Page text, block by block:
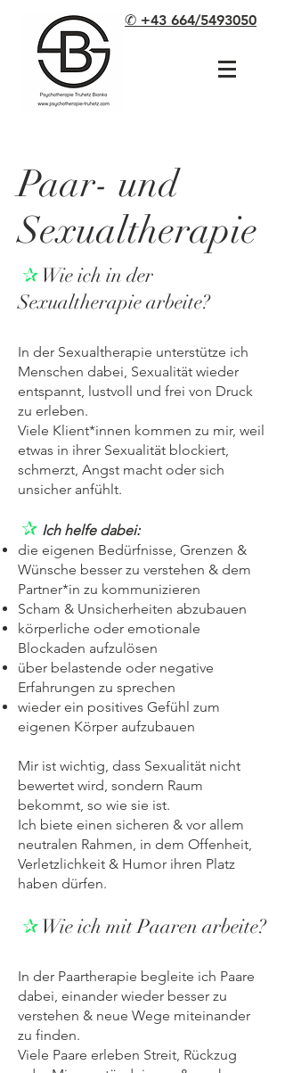
✆ +43 664/5493050
Paar- und
Sexualtherapie
✰Wie ich in der
Sexualtherapie arbeite?
In der Sexualtherapie unterstütze ich
Menschen dabei, Sexualität wieder
entspannt, lustvoll und frei von Druck
zu erleben.
Viele Klient*innen kommen zu mir, weil
etwas in ihrer Sexualität blockiert,
schmerzt, Angst macht oder sich
unsicher anfühlt.
✰ Ich helfe dabei:
die eigenen Bedürfnisse, Grenzen &
Wünsche besser zu verstehen & dem
Partner*in zu kommunizieren
Scham & Unsicherheiten abzubauen
körperliche oder emotionale
Blockaden aufzulösen
über belastende oder negative
Erfahrungen zu sprechen
wieder ein positives Gefühl zum
eigenen Körper aufzubauen
Mir ist wichtig, dass Sexualität nicht
bewertet wird, sondern Raum
bekommt, so wie sie ist.
Ich biete einen sicheren & vor allem
neutralen Rahmen, in dem Offenheit,
Verletzlichkeit & Humor ihren Platz
haben dürfen.
✰Wie ich mit Paaren arbeite?
In der Paartherapie begleite ich Paare
dabei, einander wieder besser zu
verstehen & neue Wege miteinander
zu finden.
Viele Paare erleben Streit, Rückzug